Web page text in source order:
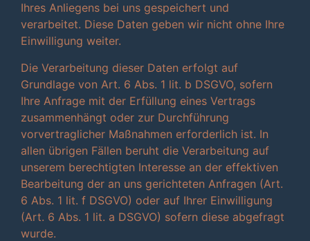
Ihres Anliegens bei uns gespeichert und
verarbeitet. Diese Daten geben wir nicht ohne Ihre
Einwilligung weiter.
Die Verarbeitung dieser Daten erfolgt auf
Grundlage von Art. 6 Abs. 1 lit. b DSGVO, sofern
Ihre Anfrage mit der Erfüllung eines Vertrags
zusammenhängt oder zur Durchführung
vorvertraglicher Maßnahmen erforderlich ist. In
allen übrigen Fällen beruht die Verarbeitung auf
unserem berechtigten Interesse an der effektiven
Bearbeitung der an uns gerichteten Anfragen (Art.
6 Abs. 1 lit. f DSGVO) oder auf Ihrer Einwilligung
(Art. 6 Abs. 1 lit. a DSGVO) sofern diese abgefragt
wurde.